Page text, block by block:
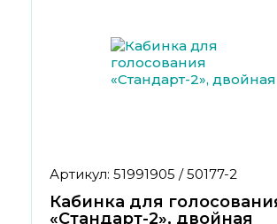
Артикул: 51991905 / 50177-2
Кабинка для
«Стандарт-2», двойная